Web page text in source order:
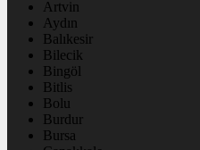
Artvin
Aydın
Balıkesir
Bilecik
Bingöl
Bitlis
Bolu
Burdur
Bursa